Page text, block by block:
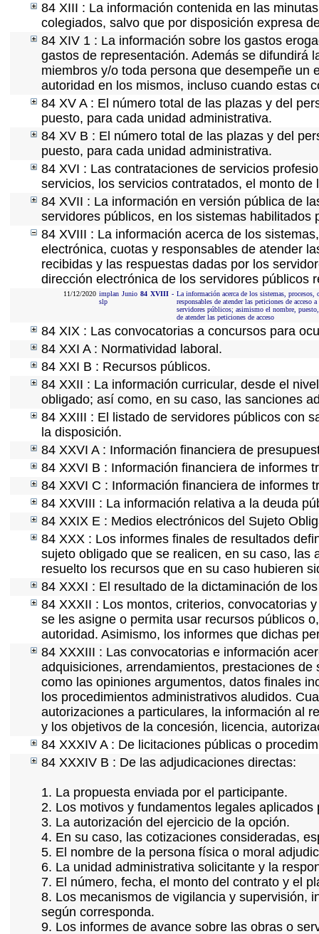
84 XIII : La información contenida en las
colegiados, salvo que por disposición expresa
84 XIV 1 : La información sobre los gastos
gastos de representación. Además se difundirá
miembros y/o toda persona que desempeñe
autoridad en los mismos, incluso cuando estas
84 XV A : El número total de las plazas y del
puesto, para cada unidad administrativa.
84 XV B : El número total de las plazas y del
puesto, para cada unidad administrativa.
84 XVI : Las contrataciones de servicios
servicios, los servicios contratados, el monto
84 XVII : La información en versión pública de
servidores públicos, en los sistemas habilitados
84 XVIII : La información acerca de los
electrónica, cuotas y responsables de atender
recibidas y las respuestas dadas por los
dirección electrónica de los servidores públicos
11/12/2020 implan
slp
Junio 84 XVIII - La información acerca de los sistemas,
responsables de atender las peticiones de
servidores públicos; asimismo el nombre,
de atender las peticiones de acceso
84 XIX : Las convocatorias a concursos para
84 XXI A : Normatividad laboral.
84 XXI B : Recursos públicos.
84 XXII : La información curricular, desde el
obligado; así como, en su caso, las sanciones
84 XXIII : El listado de servidores públicos con
la disposición.
84 XXVI A : Información financiera de
84 XXVI B : Información financiera de informes
84 XXVI C : Información financiera de informes
84 XXVIII : La información relativa a la deuda
84 XXIX E : Medios electrónicos del Sujeto
84 XXX : Los informes finales de resultados
sujeto obligado que se realicen, en su caso,
resuelto los recursos que en su caso hubieren
84 XXXI : El resultado de la dictaminación de
84 XXXII : Los montos, criterios, convocatorias
se les asigne o permita usar recursos públicos
autoridad. Asimismo, los informes que dichas
84 XXXIII : Las convocatorias e información
adquisiciones, arrendamientos, prestaciones
como las opiniones argumentos, datos finales
los procedimientos administrativos aludidos.
autorizaciones a particulares, la información al
y los objetivos de la concesión, licencia,
84 XXXIV A : De licitaciones públicas o
84 XXXIV B : De las adjudicaciones directas:
1. La propuesta enviada por el participante.
2. Los motivos y fundamentos legales aplicados
3. La autorización del ejercicio de la opción.
4. En su caso, las cotizaciones consideradas,
5. El nombre de la persona física o moral
6. La unidad administrativa solicitante y la
7. El número, fecha, el monto del contrato y el
8. Los mecanismos de vigilancia y supervisión,
según corresponda.
9. Los informes de avance sobre las obras o